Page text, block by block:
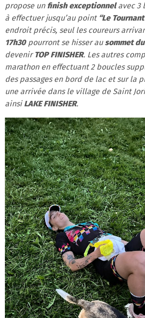
propose un finish exceptionnelavec 3
à effectuer jusqu’au point “Le
endroit précis, seul les coureurs
17h30pourront se hisser ausommet
devenirTOP FINISHER. Les autres
marathon en effectuant 2 boucles
des passages en bord de lac et sur la
une arrivée dans le village de Saint
ainsi LAKE FINISHER.